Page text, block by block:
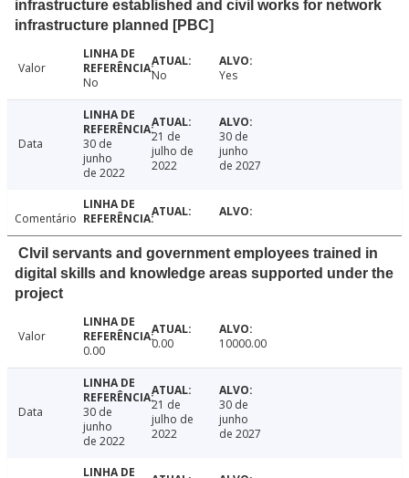
infrastructure established and civil works for network
infrastructure planned [PBC]
Valor
No
No Yes
Data
30 de
junho
de 2022
21 de
julho de
2022
30 de
junho
de 2027
Comentário
CIvil servants and government employees trained in
digital skills and knowledge areas supported under the
project
Valor
0.00
0.00 10000.00
Data
30 de
junho
de 2022
21 de
julho de
2022
30 de
junho
de 2027